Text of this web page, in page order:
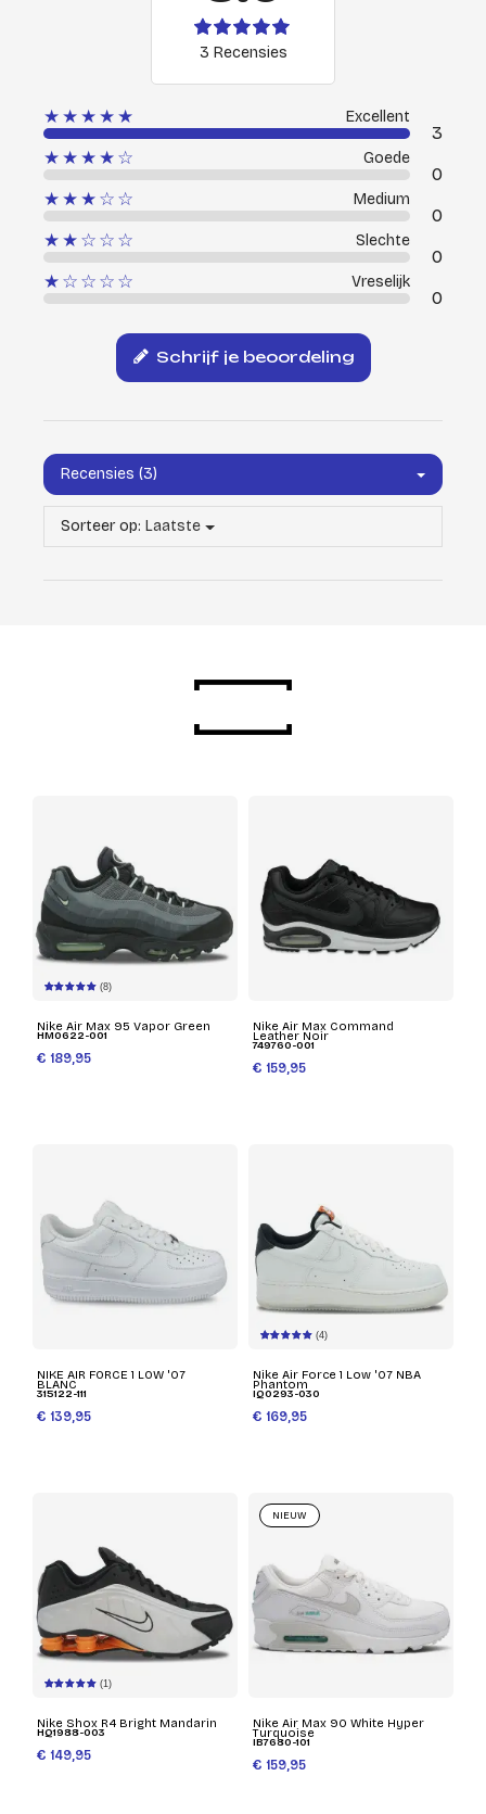
3 Recensies
★★★★★ Excellent
3
★★★★☆
Goede
0
★★★☆☆
Medium
0
★★☆☆☆
Slechte
0
★☆☆☆☆
Vreselijk
0
Schrijf je beoordeling
Recensies (3)
Sorteer op: Laatste
(8)
Nike Air Max 95 Vapor Green
HM0622-001
€ 189,95
Nike Air Max Command
Leather Noir
749760-001
€ 159,95
NIKE AIR FORCE 1 LOW '07
BLANC
315122-111
€ 139,95
(4)
Nike Air Force 1 Low '07 NBA
Phantom
IQ0293-030
€ 169,95
(1)
Nike Shox R4 Bright Mandarin
HQ1988-003
€ 149,95
Nike Air Max 90 White Hyper
Turquoise
IB7680-101
€ 159,95
NIEUW